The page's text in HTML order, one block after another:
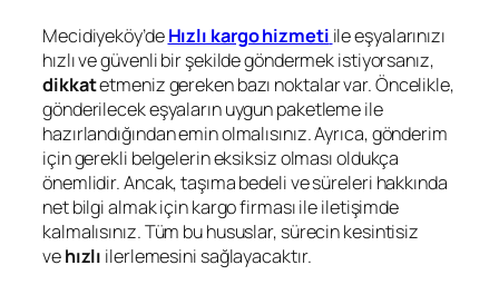
Mecidiyeköy’deHızlı kargo hizmeti ile eşyalarınızı
hızlı ve güvenli bir şekilde göndermek istiyorsanız,
dikkatetmeniz gereken bazı noktalar var. Öncelikle,
gönderilecek eşyaların uygun paketleme ile
hazırlandığından emin olmalısınız. Ayrıca, gönderim
için gerekli belgelerin eksiksiz olması oldukça
önemlidir. Ancak, taşıma bedeli ve süreleri hakkında
net bilgi almak için kargo firması ile iletişimde
kalmalısınız. Tüm bu hususlar, sürecin kesintisiz
vehızlı ilerlemesini sağlayacaktır.